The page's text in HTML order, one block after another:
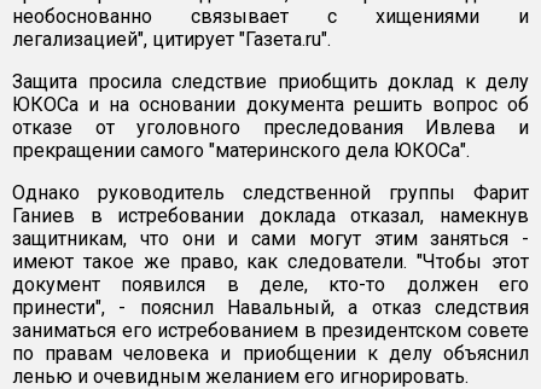
необоснованно связывает с хищениями и
легализацией", цитирует "Газета.ru".
Защита просила следствие приобщить доклад к делу
ЮКОСа и на основании документа решить вопрос об
отказе от уголовного преследования Ивлева и
прекращении самого "материнского дела ЮКОСа".
Однако руководитель следственной группы Фарит
Ганиев в истребовании доклада отказал, намекнув
защитникам, что они и сами могут этим заняться -
имеют такое же право, как следователи. "Чтобы этот
документ появился в деле, кто-то должен его
принести", - пояснил Навальный, а отказ следствия
заниматься его истребованием в президентском совете
по правам человека и приобщении к делу объяснил
ленью и очевидным желанием его игнорировать.